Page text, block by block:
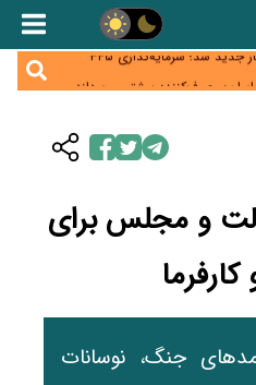
باقی‌مانده نباشند؛ خرید دینار در
جنگ کریدورها وارد فاز جدید شد؛ سرمایه‌گذاری ۳۴۵
مصرف‌کننده بیشتر می‌پردازد،
در حمایت از تولید
۸۰ همت معوقات بازنشستگان؛ بانک رفاه
و مجلس برای
جنگ، نوسانات